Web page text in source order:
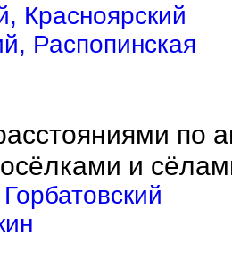
Красноярский
Распопинская
по
и